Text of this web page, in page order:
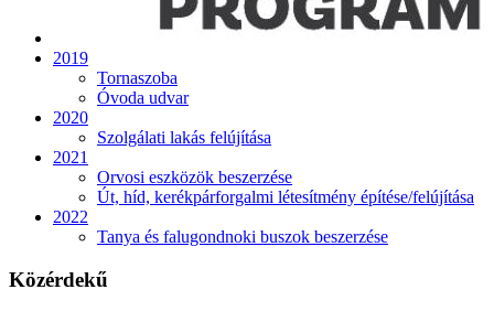
2019
Tornaszoba
Óvoda udvar
2020
Szolgálati lakás felújítása
2021
Orvosi eszközök beszerzése
Út, híd, kerékpárforgalmi létesítmény építése/felújítása
2022
Tanya és falugondnoki buszok beszerzése
Közérdekű